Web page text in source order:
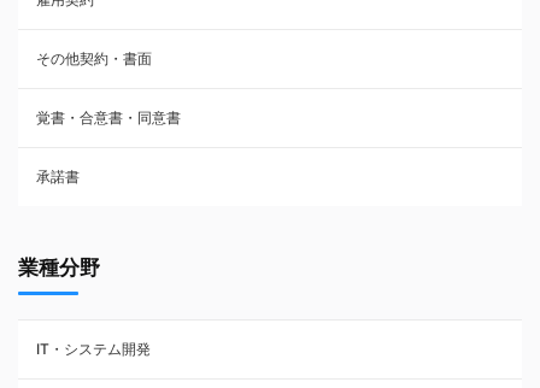
株主総会議事録・関連書類
請負契約
フランチャイズ契約
賃貸借契約
その他契約・書面
覚書・合意書・同意書
承諾書
業種分野
IT・システム開発